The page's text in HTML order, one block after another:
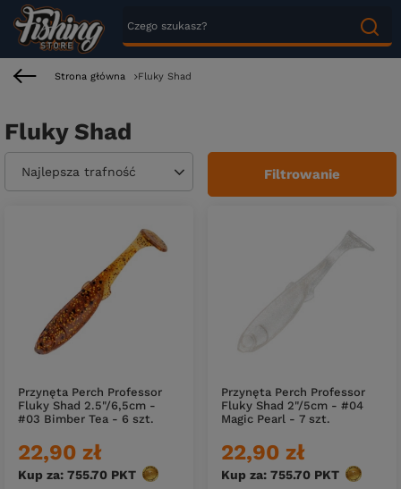
Strona główna Fluky Shad
Fluky Shad
Zmień sortowanie
Najlepsza trafność Filtrowanie
Przynęta Perch Professor
Fluky Shad 2.5"/6,5cm -
#03 Bimber Tea - 6 szt.
22,90 zł
Kup za: 755.70 PKT punktów
Przynęta Perch Professor
Fluky Shad 2"/5cm - #04
Magic Pearl - 7 szt.
22,90 zł
Kup za: 755.70 PKT punktów